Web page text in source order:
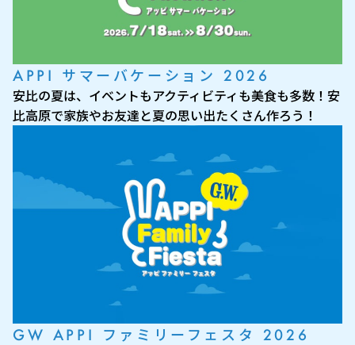
APPI サマーバケーション 2026
安比の夏は、イベントもアクティビティも美食も多数！安
比高原で家族やお友達と夏の思い出たくさん作ろう！
GW APPI ファミリーフェスタ 2026